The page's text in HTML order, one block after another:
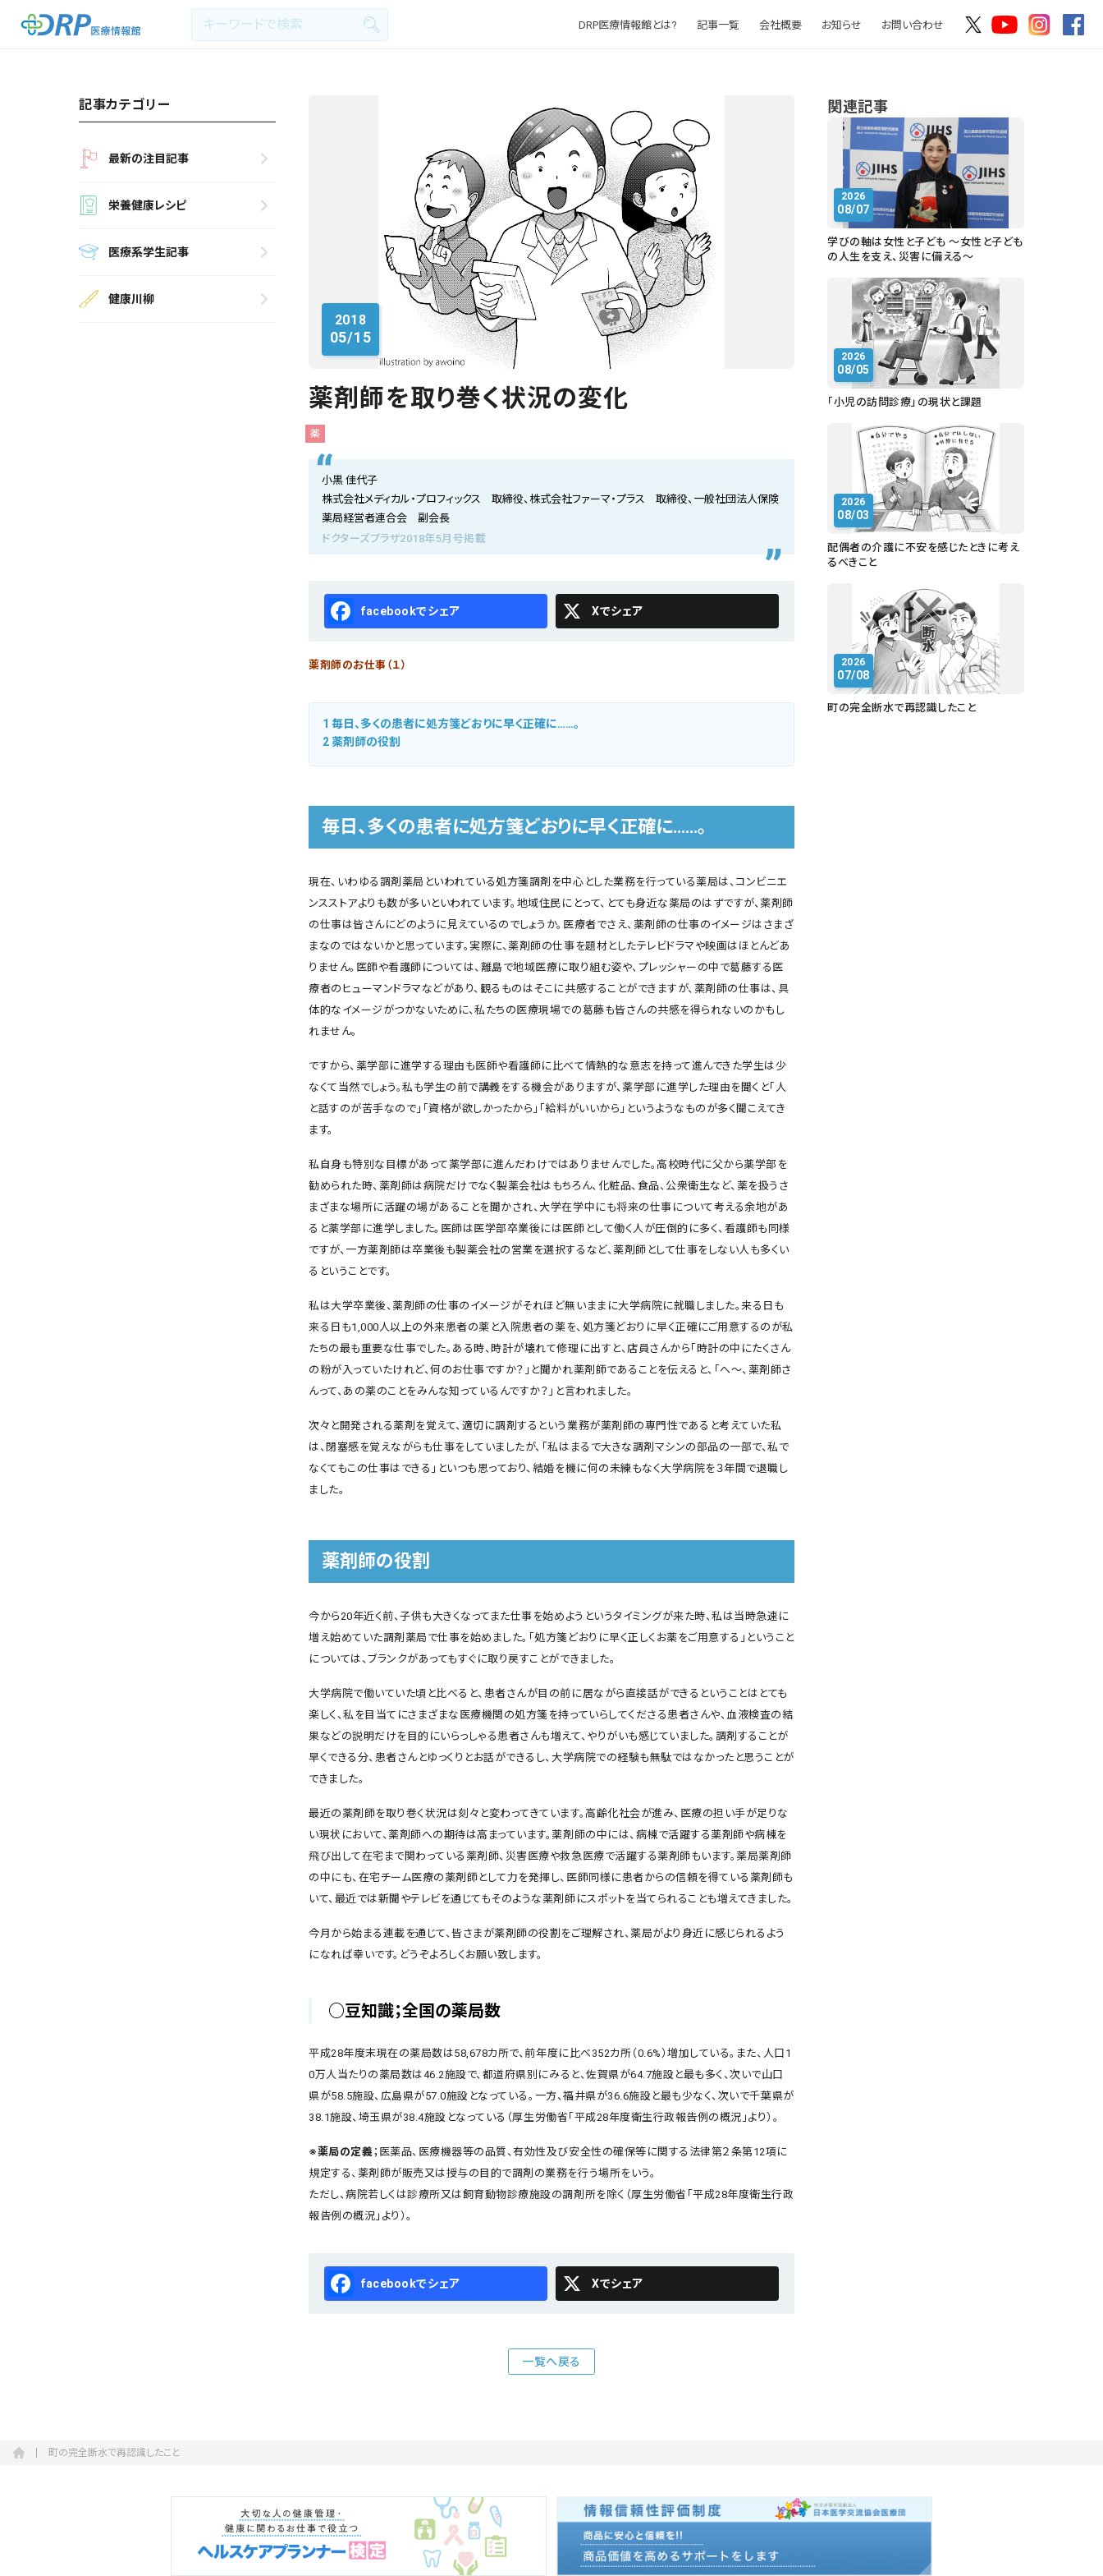
DRP医療情報館とは? 記事一覧 会社概要 お知らせ お問い合わせ
記事カテゴリー
最新の注目記事
栄養健康レシピ
医療系学生記事
健康川柳
2018
05/15
薬剤師を取り巻く状況の変化
薬
小黒 佳代子
株式会社メディカル・プロフィックス 取締役、株式会社ファーマ・プラス 取締役、一般社団法人保険
薬局経営者連合会 副会長
ドクターズプラザ2018年5月号掲載
Facebook X
薬剤師のお仕事（１）
1 毎日、多くの患者に処方箋どおりに早く正確に……。
2 薬剤師の役割
毎日、多くの患者に処方箋どおりに早く正確に……。
現在、いわゆる調剤薬局といわれている処方箋調剤を中心とした業務を行っている薬局は、コンビニエ
ンスストアよりも数が多いといわれています。地域住民にとって、とても身近な薬局のはずですが、薬剤師
の仕事は皆さんにどのように見えているのでしょうか。医療者でさえ、薬剤師の仕事のイメージはさまざ
まなのではないかと思っています。実際に、薬剤師の仕事を題材としたテレビドラマや映画はほとんどあ
りません。医師や看護師については、離島で地域医療に取り組む姿や、プレッシャーの中で葛藤する医
療者のヒューマンドラマなどがあり、観るものはそこに共感することができますが、薬剤師の仕事は、具
体的なイメージがつかないために、私たちの医療現場での葛藤も皆さんの共感を得られないのかもし
れません。
ですから、薬学部に進学する理由も医師や看護師に比べて情熱的な意志を持って進んできた学生は少
なくて当然でしょう。私も学生の前で講義をする機会がありますが、薬学部に進学した理由を聞くと「人
と話すのが苦手なので」「資格が欲しかったから」「給料がいいから」というようなものが多く聞こえてき
ます。
私自身も特別な目標があって薬学部に進んだわけではありませんでした。高校時代に父から薬学部を
勧められた時、薬剤師は病院だけでなく製薬会社はもちろん、化粧品、食品、公衆衛生など、薬を扱うさ
まざまな場所に活躍の場があることを聞かされ、大学在学中にも将来の仕事について考える余地があ
ると薬学部に進学しました。医師は医学部卒業後には医師として働く人が圧倒的に多く、看護師も同様
ですが、一方薬剤師は卒業後も製薬会社の営業を選択するなど、薬剤師として仕事をしない人も多くい
るということです。
私は大学卒業後、薬剤師の仕事のイメージがそれほど無いままに大学病院に就職しました。来る日も
来る日も1,000人以上の外来患者の薬と入院患者の薬を、処方箋どおりに早く正確にご用意するのが私
たちの最も重要な仕事でした。ある時、時計が壊れて修理に出すと、店員さんから「時計の中にたくさん
の粉が入っていたけれど、何のお仕事ですか？」と聞かれ薬剤師であることを伝えると、「へ〜、薬剤師さ
んって、あの薬のことをみんな知っているんですか？」と言われました。
次々と開発される薬剤を覚えて、適切に調剤するという業務が薬剤師の専門性であると考えていた私
は、閉塞感を覚えながらも仕事をしていましたが、「私はまるで大きな調剤マシンの部品の一部で、私で
なくてもこの仕事はできる」といつも思っており、結婚を機に何の未練もなく大学病院を３年間で退職し
ました。
薬剤師の役割
今から20年近く前、子供も大きくなってまた仕事を始めようというタイミングが来た時、私は当時急速に
増え始めていた調剤薬局で仕事を始めました。「処方箋どおりに早く正しくお薬をご用意する」ということ
については、ブランクがあってもすぐに取り戻すことができました。
大学病院で働いていた頃と比べると、患者さんが目の前に居ながら直接話ができるということはとても
楽しく、私を目当てにさまざまな医療機関の処方箋を持っていらしてくださる患者さんや、血液検査の結
果などの説明だけを目的にいらっしゃる患者さんも増えて、やりがいも感じていました。調剤することが
早くできる分、患者さんとゆっくりとお話ができるし、大学病院での経験も無駄ではなかったと思うことが
できました。
最近の薬剤師を取り巻く状況は刻々と変わってきています。高齢化社会が進み、医療の担い手が足りな
い現状において、薬剤師への期待は高まっています。薬剤師の中には、病棟で活躍する薬剤師や病棟を
飛び出して在宅まで関わっている薬剤師、災害医療や救急医療で活躍する薬剤師もいます。薬局薬剤師
の中にも、在宅チーム医療の薬剤師として力を発揮し、医師同様に患者からの信頼を得ている薬剤師も
いて、最近では新聞やテレビを通じてもそのような薬剤師にスポットを当てられることも増えてきました。
今月から始まる連載を通じて、皆さまが薬剤師の役割をご理解され、薬局がより身近に感じられるよう
になれば幸いです。どうぞよろしくお願い致します。
○豆知識；全国の薬局数
平成28年度末現在の薬局数は58,678カ所で、前年度に比べ352カ所（0.6%）増加している。また、人口1
0万人当たりの薬局数は46.2施設で、都道府県別にみると、佐賀県が64.7施設と最も多く、次いで山口
県が58.5施設、広島県が57.0施設となっている。一方、福井県が36.6施設と最も少なく、次いで千葉県が
38.1施設、埼玉県が38.4施設となっている（厚生労働省「平成28年度衛生行政報告例の概況」より）。
※薬局の定義；医薬品、医療機器等の品質、有効性及び安全性の確保等に関する法律第２条第12項に
規定する、薬剤師が販売又は授与の目的で調剤の業務を行う場所をいう。
ただし、病院若しくは診療所又は飼育動物診療施設の調剤所を除く（厚生労働省「平成28年度衛生行政
報告例の概況」より）。
Facebook X
一覧へ戻る
関連記事
2026
08/07
学びの軸は女性と子ども ～女性と子ども
の人生を支え、災害に備える～
2026
08/05
「小児の訪問診療」の現状と課題
2026
08/03
配偶者の介護に不安を感じたときに考え
るべきこと
2026
07/08
町の完全断水で再認識したこと
町の完全断水で再認識したこと